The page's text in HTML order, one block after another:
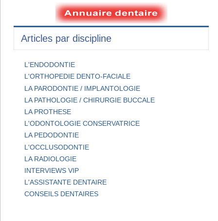
Articles par discipline
L'ENDODONTIE
L'ORTHOPEDIE DENTO-FACIALE
LA PARODONTIE / IMPLANTOLOGIE
LA PATHOLOGIE / CHIRURGIE BUCCALE
LA PROTHESE
L'ODONTOLOGIE CONSERVATRICE
LA PEDODONTIE
L'OCCLUSODONTIE
LA RADIOLOGIE
INTERVIEWS VIP
L'ASSISTANTE DENTAIRE
CONSEILS DENTAIRES